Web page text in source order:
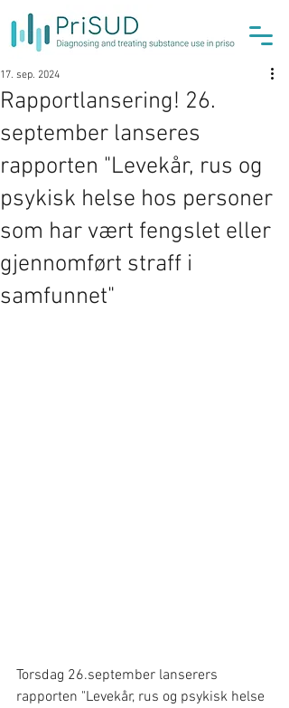
Rapportlansering! 26.
september lanseres
rapporten "Levekår, rus og
psykisk helse hos personer
som har vært fengslet eller
gjennomført straff i
samfunnet"
17. sep. 2024
Torsdag 26.september lanserers
rapporten "Levekår, rus og psykisk helse